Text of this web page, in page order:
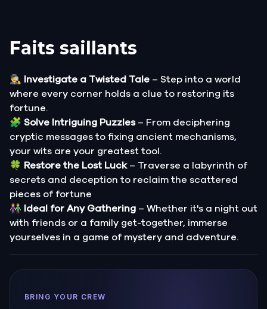
Faits saillants
🕵️‍♂️ Investigate a Twisted Tale – Step into a world
where every corner holds a clue to restoring its
fortune.
🧩 Solve Intriguing Puzzles– From deciphering
cryptic messages to fixing ancient mechanisms,
your wits are your greatest tool.
🍀 Restore the Lost Luck– Traverse a labyrinth of
secrets and deception to reclaim the scattered
pieces of fortune
👫
Ideal for Any Gathering – Whether it's a night out
with friends or a family get-together, immerse
yourselves in a game of mystery and adventure.
BRING YOUR CREW